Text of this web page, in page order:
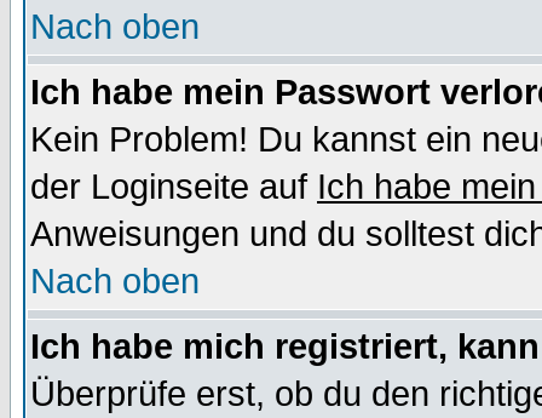
Nach oben
Ich habe mein Passwort
Kein Problem! Du kannst ein
der Loginseite auf Ich habe
Anweisungen und du solltest
Nach oben
Ich habe mich registriert,
Überprüfe erst, ob du den